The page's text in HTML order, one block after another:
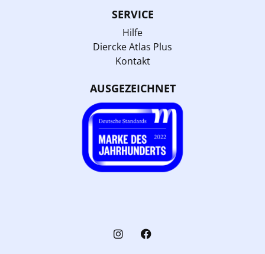
SERVICE
Hilfe
Diercke Atlas Plus
Kontakt
AUSGEZEICHNET